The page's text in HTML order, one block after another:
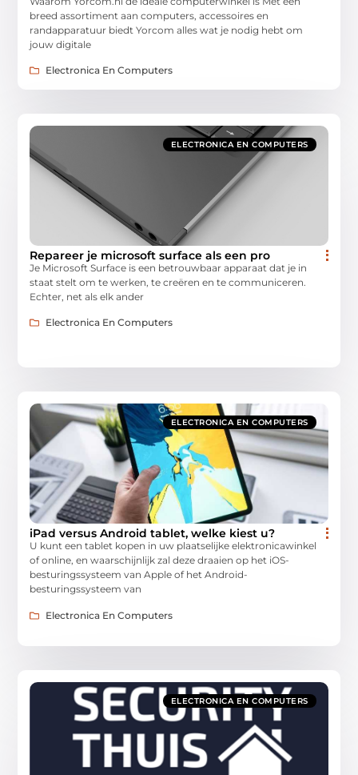
breed assortiment aan computers, accessoires en
randapparatuur biedt Yorcom alles wat je nodig hebt om
jouw digitale
Electronica En Computers
ELECTRONICA EN COMPUTERS
Repareer je microsoft surface als een pro
Je Microsoft Surface is een betrouwbaar apparaat dat je in
staat stelt om te werken, te creëren en te communiceren.
Echter, net als elk ander
Electronica En Computers
ELECTRONICA EN COMPUTERS
iPad versus Android tablet, welke kiest u?
U kunt een tablet kopen in uw plaatselijke elektronicawinkel
of online, en waarschijnlijk zal deze draaien op het iOS-
besturingssysteem van Apple of het Android-
besturingssysteem van
Electronica En Computers
ELECTRONICA EN COMPUTERS